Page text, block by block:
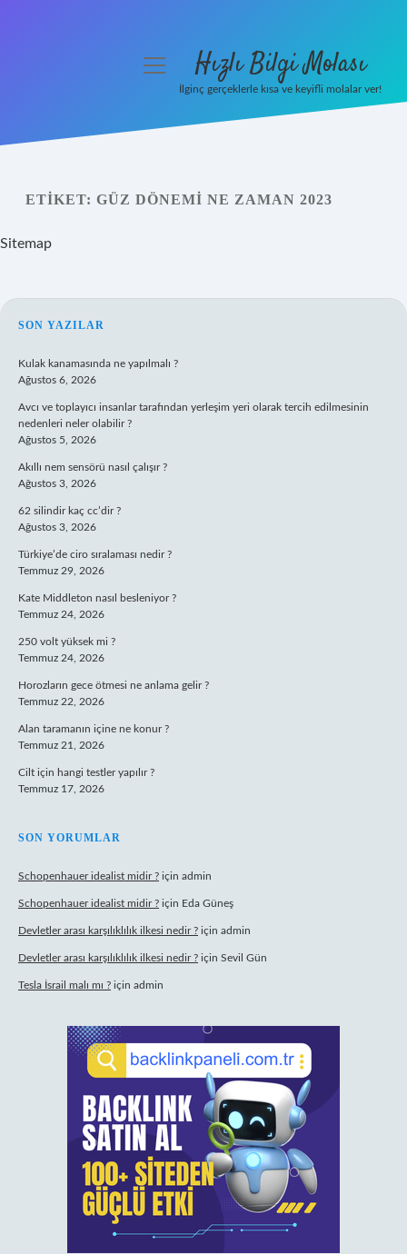
Yasal Uyarı
Hakkımızda
menüyüHızlı Bilgi Molası
İlginç gerçeklerle kısa ve keyifli molalar ver!
ETIKET: GÜZ DÖNEMI NE ZAMAN 2023
Sitemap
SIDEBAR
SON YAZILAR
Kulak kanamasında ne yapılmalı ?
Ağustos 6, 2026
Avcı ve toplayıcı insanlar tarafından yerleşim yeri olarak tercih edilmesinin
nedenleri neler olabilir ?
Ağustos 5, 2026
Akıllı nem sensörü nasıl çalışır ?
Ağustos 3, 2026
62 silindir kaç cc’dir ?
Ağustos 3, 2026
Türkiye’de ciro sıralaması nedir ?
Temmuz 29, 2026
Kate Middleton nasıl besleniyor ?
Temmuz 24, 2026
250 volt yüksek mi ?
Temmuz 24, 2026
Horozların gece ötmesi ne anlama gelir ?
Temmuz 22, 2026
Alan taramanın içine ne konur ?
Temmuz 21, 2026
Cilt için hangi testler yapılır ?
Temmuz 17, 2026
SON YORUMLAR
Schopenhauer idealist midir ? için admin
Schopenhauer idealist midir ? için Eda Güneş
Devletler arası karşılıklılık ilkesi nedir ? için admin
Devletler arası karşılıklılık ilkesi nedir ? için Sevil Gün
Tesla İsrail malı mı ? için admin